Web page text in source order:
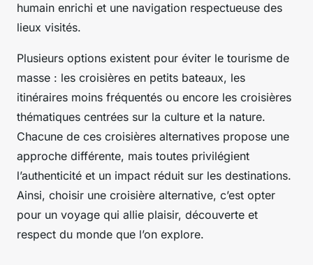
humain enrichi et une navigation respectueuse des
lieux visités.
Plusieurs options existent pour éviter le tourisme de
masse : les croisières en petits bateaux, les
itinéraires moins fréquentés ou encore les croisières
thématiques centrées sur la culture et la nature.
Chacune de ces croisières alternatives propose une
approche différente, mais toutes privilégient
l’authenticité et un impact réduit sur les destinations.
Ainsi, choisir une croisière alternative, c’est opter
pour un voyage qui allie plaisir, découverte et
respect du monde que l’on explore.